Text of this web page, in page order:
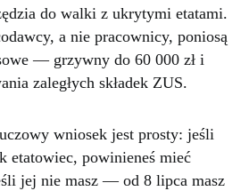
do walki z ukrytymi etatami.
a nie pracownicy, poniosą
— grzywny do 60 000 zł i
zaległych składek ZUS.
wniosek jest prosty: jeśli
etatowiec, powinieneś mieć
jej nie masz — od 8 lipca masz